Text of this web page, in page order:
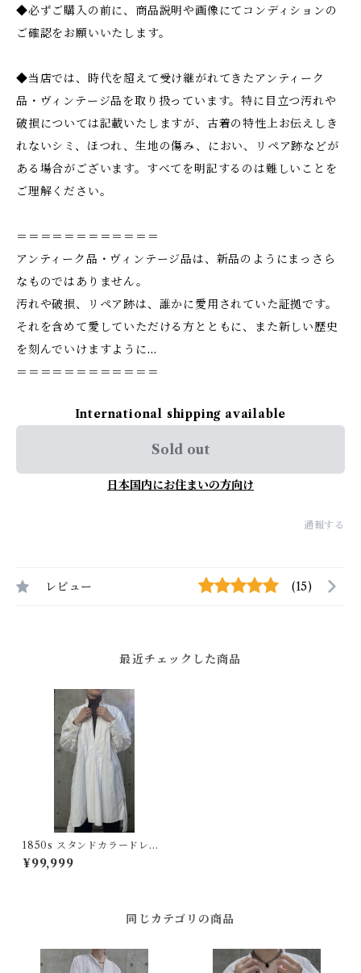
◆必ずご購入の前に、商品説明や画像にてコンディションの
ご確認をお願いいたします。
◆当店では、時代を超えて受け継がれてきたアンティーク
品・ヴィンテージ品を取り扱っています。特に目立つ汚れや
破損については記載いたしますが、古着の特性上お伝えしき
れないシミ、ほつれ、生地の傷み、におい、リペア跡などが
ある場合がございます。すべてを明記するのは難しいことを
ご理解ください。
＝＝＝＝＝＝＝＝＝＝＝＝
アンティーク品・ヴィンテージ品は、新品のようにまっさら
なものではありません。
汚れや破損、リペア跡は、誰かに愛用されていた証拠です。
それを含めて愛していただける方とともに、また新しい歴史
を刻んでいけますように…
＝＝＝＝＝＝＝＝＝＝＝＝
International shipping available
Sold out
日本国内にお住まいの方向け
通報する
レビュー (15)
最近チェックした商品
1850s スタンドカラードレス
シャツ フランスアンティーク
¥99,999
同じカテゴリの商品